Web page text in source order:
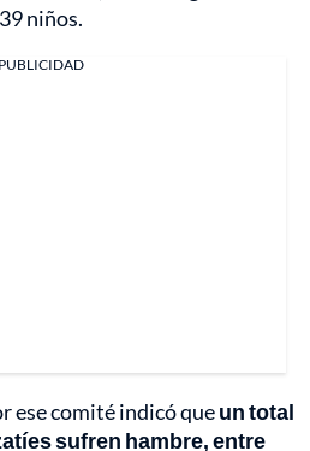
niños.
PUBLICIDAD
ese comité indicó queun total
sufren hambre, entre